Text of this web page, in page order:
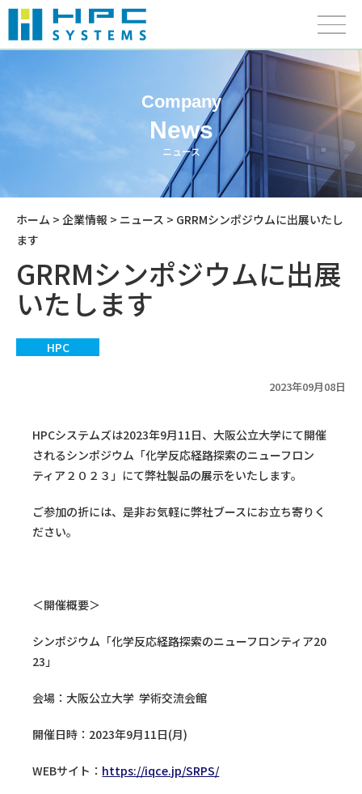
Company
News
ニュース
ホーム > 企業情報 > ニュース > GRRMシンポジウムに出展いたし
ます
GRRMシンポジウムに出展
いたします
HPC
2023年09月08日
HPCシステムズは2023年9月11日、大阪公立大学にて開催
されるシンポジウム「化学反応経路探索のニューフロン
ティア２０２３」にて弊社製品の展示をいたします。
ご参加の折には、是非お気軽に弊社ブースにお立ち寄りく
ださい。
＜開催概要＞
シンポジウム「化学反応経路探索のニューフロンティア20
23」
会場：大阪公立大学 学術交流会館
開催日時：2023年9月11日(月)
WEBサイト： https://iqce.jp/SRPS/